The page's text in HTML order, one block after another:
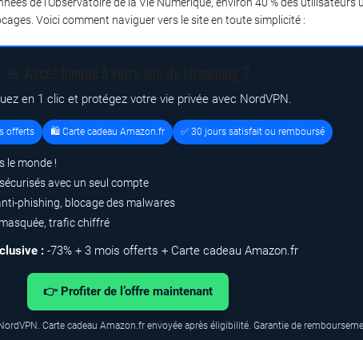
Voici comment naviguer vers le site en toute simplicité :
en 1 clic et protégez votre vie privée avec NordVPN.
offerts 🛍️ Carte cadeau Amazon.fr ✅ 30 jours satisfait ou remboursé
le monde !
avec un seul compte
phishing, blocage des malwares
trafic chiffré
: -73% + 3 mois offerts + Carte cadeau Amazon.fr
👉 Profiter de l’offre maintenant
Carte cadeau Amazon.fr envoyée après éligibilité. Garantie de